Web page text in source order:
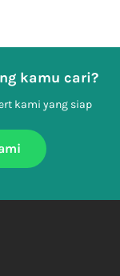
kamu cari?
kami yang siap